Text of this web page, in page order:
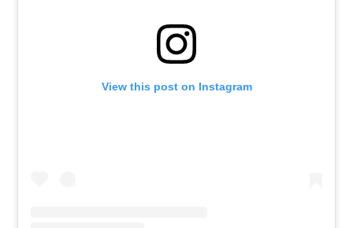
View this post on Instagram